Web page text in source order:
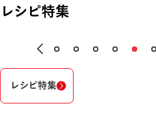
レシピ特集
レシピ特集